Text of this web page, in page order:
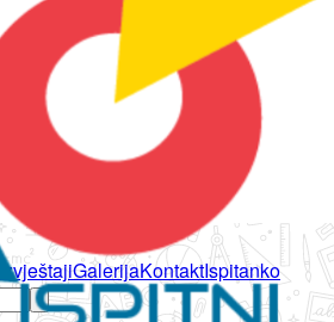
IzvještajiGalerijaKontaktIspitanko